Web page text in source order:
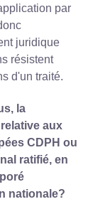
par
juridique
résistent
d'un traité.
la
aux
CDPH ou
ratifié, en
nationale?